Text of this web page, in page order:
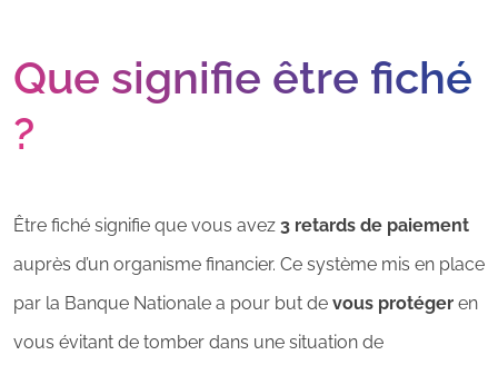
Que signifie être fiché
?
Être fiché signifie que vous avez 3 retards de paiement
auprès d’un organisme financier. Ce système mis en place
par la Banque Nationale a pour but de vous protéger en
vous évitant de tomber dans une situation de